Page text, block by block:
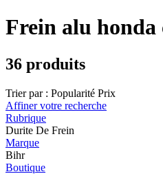
Frein alu honda
36 produits
Trier par : Popularité Prix
Affiner votre recherche
Rubrique
Durite De Frein
Marque
Bihr
Boutique